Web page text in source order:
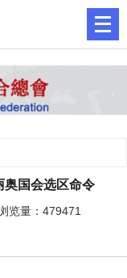
奥国会选区命令
量：479471